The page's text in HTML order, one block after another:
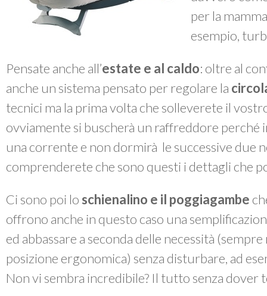
per la
esempio,
Pensate anche all’estate e al caldo: oltre al
anche un sistema pensato per regolare la
tecnici ma la prima volta che solleverete il
ovviamente si buscherà un raffreddore perché
una corrente e non dormirà le successive due
comprenderete che sono questi i dettagli che
Ci sono poi lo schienalino e il poggiagambe
offrono anche in questo caso una
ed abbassare a seconda delle necessità
posizione ergonomica) senza disturbare, ad
Non vi sembra incredibile? Il tutto senza dover